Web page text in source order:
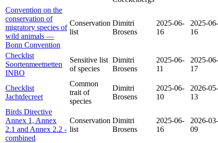
Convention on the
conservation of
migratory species of
wild animals —
Bonn Convention
Conservation
list
Dimitri
Brosens
2025-06-
16
2025-06-
16
Checklist
Soortenmeetnetten
INBO
Sensitive list
of species
Dimitri
Brosens
2025-06-
11
2025-06-
17
Checklist
Jachtdecreet
Common
trait of
species
Dimitri
Brosens
2025-06-
10
2026-05-
13
Birds Directive
Annex 1, Annex
2.1 and Annex 2.2 -
combined
Conservation
list
Dimitri
Brosens
2025-06-
16
2026-03-
09